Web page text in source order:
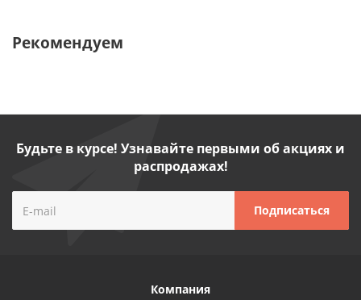
Рекомендуем
Будьте в курсе! Узнавайте первыми об акциях и
распродажах!
Компания